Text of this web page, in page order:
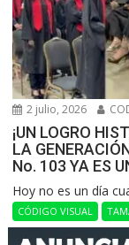
2 julio, 2026
¡UN LOGRO
LA
No. 103 YA ES
Hoy no es un día
CÓDIGO VISUAL